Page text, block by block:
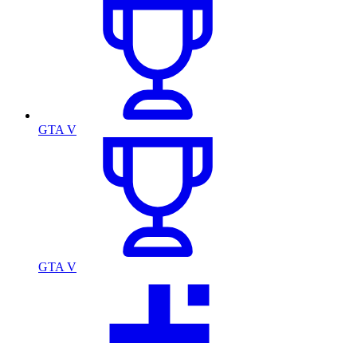
GTA V
GTA V